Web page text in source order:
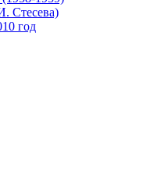
Стесева)
год